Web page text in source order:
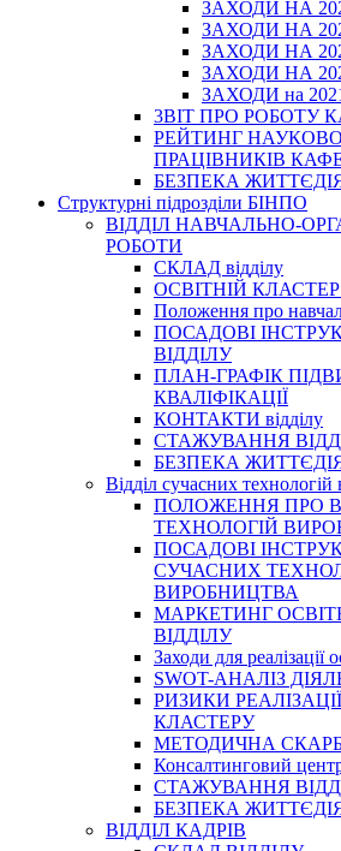
ЗАХОДИ НА
ЗАХОДИ НА
ЗАХОДИ НА
ЗАХОДИ НА
ЗАХОДИ на
3BIT ПРО РОБОТУ
РЕЙТИНГ
ПРАЦІВНИКІВ
БЕЗПЕКА
Структурні підрозділи БІНПО
ВІДДІЛ НАВЧАЛЬНО-
РОБОТИ
СКЛАД відділу
ОСВІТНІЙ КЛАСТЕР
Положення про
ПОСАДОВІ
ВІДДІЛУ
ПЛАН-ГРАФІК
КВАЛІФІКАЦІЇ
КОНТАКТИ відділу
СТАЖУВАННЯ
БЕЗПЕКА
Відділ сучасних
ПОЛОЖЕННЯ ПРО
ТЕХНОЛОГІЙ
ПОСАДОВІ
СУЧАСНИХ
ВИРОБНИЦТВА
МАРКЕТИНГ
ВІДДІЛУ
Заходи для реалізації
SWOT-АНАЛІЗ
РИЗИКИ
КЛАСТЕРУ
МЕТОДИЧНА
Консалтинговий
СТАЖУВАННЯ
БЕЗПЕКА
ВІДДІЛ КАДРІВ